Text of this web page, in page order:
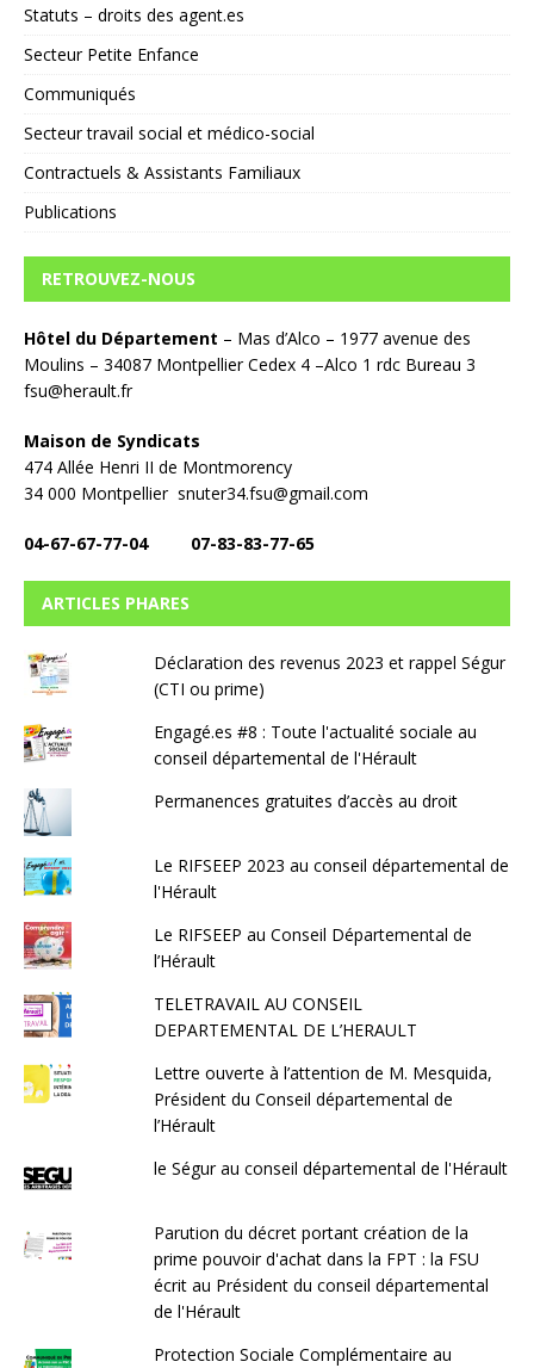
Statuts – droits des agent.es
Secteur Petite Enfance
Communiqués
Secteur travail social et médico-social
Contractuels & Assistants Familiaux
Publications
RETROUVEZ-NOUS
Hôtel du Département – Mas d’Alco – 1977 avenue des
Moulins – 34087 Montpellier Cedex 4 –Alco 1 rdc Bureau 3
fsu@herault.fr
Maison de Syndicats
474 Allée Henri II de Montmorency
34 000 Montpellier snuter34.fsu@gmail.com
04-67-67-77-04 07-83-83-77-65
ARTICLES PHARES
Déclaration des revenus 2023 et rappel Ségur
(CTI ou prime)
Engagé.es #8 : Toute l'actualité sociale au
conseil départemental de l'Hérault
Permanences gratuites d’accès au droit
Le RIFSEEP 2023 au conseil départemental de
l'Hérault
Le RIFSEEP au Conseil Départemental de
l’Hérault
TELETRAVAIL AU CONSEIL
DEPARTEMENTAL DE L’HERAULT
Lettre ouverte à l’attention de M. Mesquida,
Président du Conseil départemental de
l’Hérault
le Ségur au conseil départemental de l'Hérault
Parution du décret portant création de la
prime pouvoir d'achat dans la FPT : la FSU
écrit au Président du conseil départemental
de l'Hérault
Protection Sociale Complémentaire au